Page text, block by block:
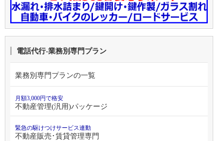
電話代行-業務別専門プラン
業務別専門プランの一覧
月額3,000円で格安
不動産管理(汎用)パッケージ
緊急の駆けつけサービス連動
不動産販売･賃貸管理専門